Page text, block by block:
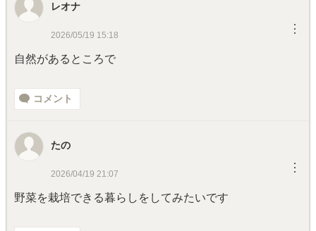
レオナ
2026/05/19 15:18 ︙
自然があるところで
コメント
たの
2026/04/19 21:07 ︙
野菜を栽培できる暮らしをしてみたいです